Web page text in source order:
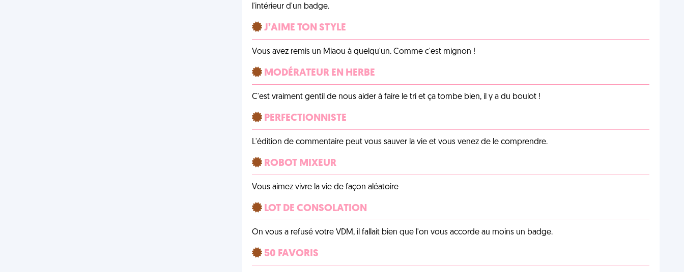
l'intérieur d'un badge.
J’AIME TON STYLE
Vous avez remis un Miaou à quelqu'un. Comme c'est mignon !
MODÉRATEUR EN HERBE
C'est vraiment gentil de nous aider à faire le tri et ça tombe bien, il y a du boulot !
PERFECTIONNISTE
L'édition de commentaire peut vous sauver la vie et vous venez de le comprendre.
ROBOT MIXEUR
Vous aimez vivre la vie de façon aléatoire
LOT DE CONSOLATION
On vous a refusé votre VDM, il fallait bien que l'on vous accorde au moins un badge.
50 FAVORIS